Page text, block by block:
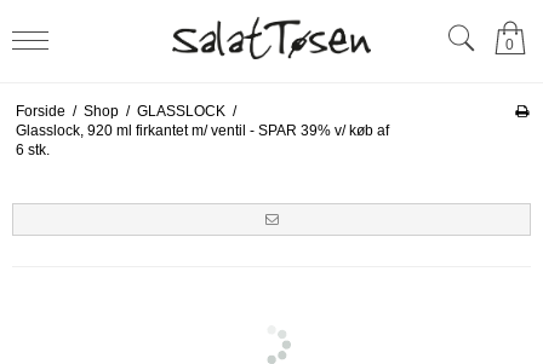
0
Forside / Shop / GLASSLOCK /
Glasslock, 920 ml firkantet m/ ventil - SPAR 39% v/ køb af
6 stk.